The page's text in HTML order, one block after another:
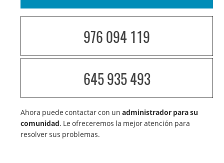
976 094 119
645 935 493
Ahora puede contactar con unadministrador para su
comunidad. Le ofreceremos la mejor atención para
resolver sus problemas.